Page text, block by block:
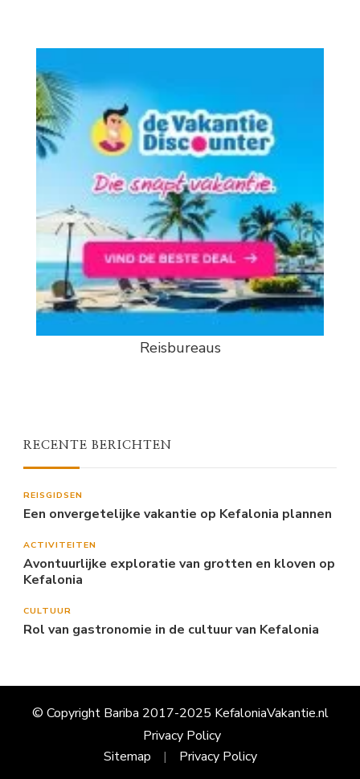
Reisbureaus
RECENTE BERICHTEN
REISGIDSEN
Een onvergetelijke vakantie op Kefalonia plannen
ACTIVITEITEN
Avontuurlijke exploratie van grotten en kloven op
Kefalonia
CULTUUR
Rol van gastronomie in de cultuur van Kefalonia
© Copyright Bariba 2017-2025 KefaloniaVakantie.nl
Privacy Policy
Sitemap
Privacy Policy